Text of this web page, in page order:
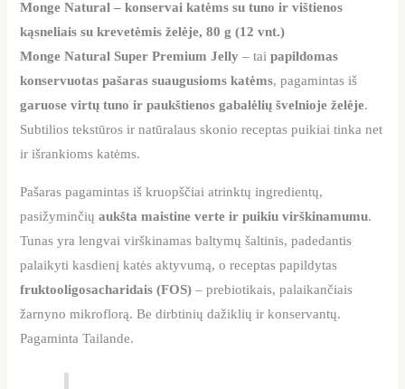
Monge Natural – konservai katėms su tuno ir vištienos
kąsneliais su krevetėmis želėje, 80 g (12 vnt.)
Monge Natural Super Premium Jelly – taipapildomas
konservuotas pašaras suaugusioms katėms, pagamintas iš
garuose virtų tuno ir paukštienos gabalėlių švelnioje želėje.
Subtilios tekstūros ir natūralaus skonio receptas puikiai tinka net
ir išrankioms katėms.
Pašaras pagamintas iš kruopščiai atrinktų ingredientų,
pasižyminčiųaukšta maistine verte ir puikiu virškinamumu.
Tunas yra lengvai virškinamas baltymų šaltinis, padedantis
palaikyti kasdienį katės aktyvumą, o receptas papildytas
fruktooligosacharidais (FOS) – prebiotikais, palaikančiais
žarnyno mikroflorą. Be dirbtinių dažiklių ir konservantų.
Pagaminta Tailande.